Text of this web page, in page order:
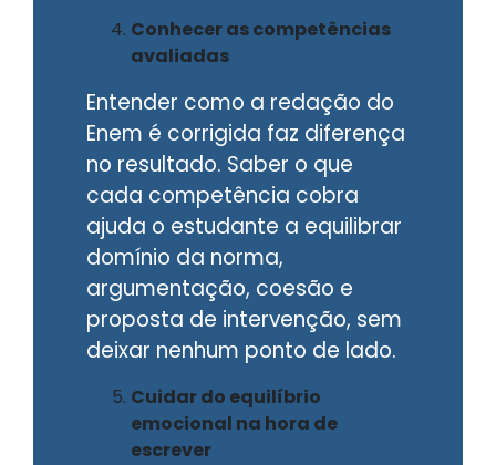
Conhecer as competências
avaliadas
Entender como a redação do
Enem é corrigida faz diferença
no resultado. Saber o que
cada competência cobra
ajuda o estudante a equilibrar
domínio da norma,
argumentação, coesão e
proposta de intervenção, sem
deixar nenhum ponto de lado.
Cuidar do equilíbrio
emocional na hora de
escrever